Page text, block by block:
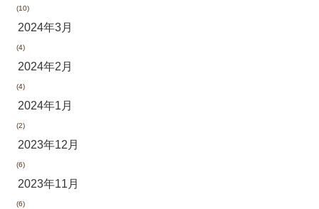
(10)
2024年3月
(4)
2024年2月
(4)
2024年1月
(2)
2023年12月
(6)
2023年11月
(6)